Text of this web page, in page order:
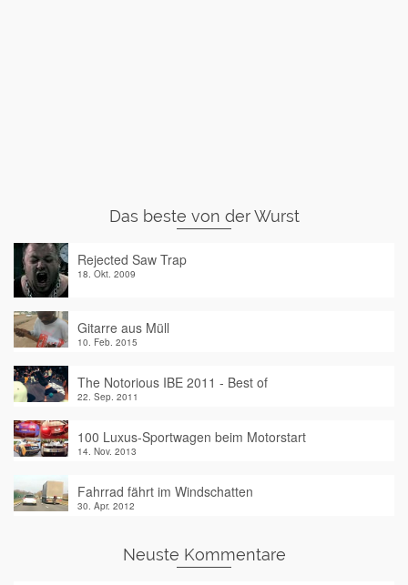
Das beste von der Wurst
Rejected Saw Trap
18. Okt. 2009
Gitarre aus Müll
10. Feb. 2015
The Notorious IBE 2011 - Best of
22. Sep. 2011
100 Luxus-Sportwagen beim Motorstart
14. Nov. 2013
Fahrrad fährt im Windschatten
30. Apr. 2012
Neuste Kommentare